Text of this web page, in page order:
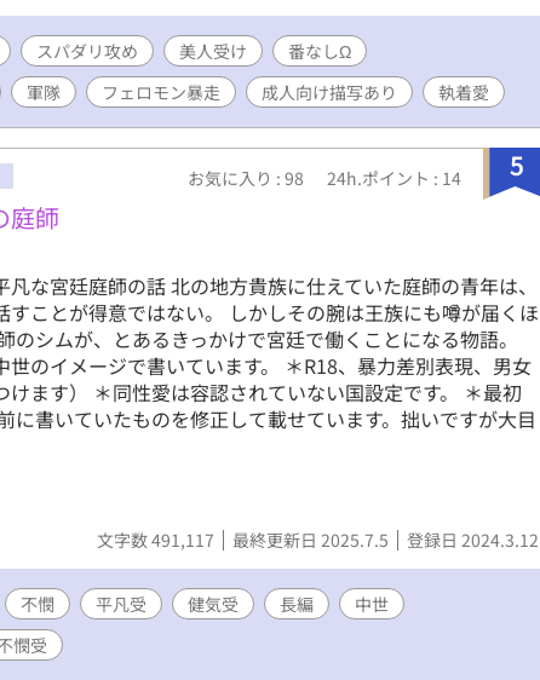
スパダリ攻め 美人受け
番なしΩ
軍隊 フェロモン暴走 成人向け描写あり 執着愛
5
お気に入り : 98 24h.ポイント : 14
庭師
な宮廷庭師の話 北の地方貴族に仕えていた庭師の青年は、
すことが得意ではない。 しかしその腕は王族にも噂が届くほ
のシムが、とあるきっかけで宮廷で働くことになる物語。
世のイメージで書いています。 ＊R18、暴力差別表現、男女
ます） ＊同性愛は容認されていない国設定です。 ＊最初
に書いていたものを修正して載せています。拙いですが大目
文字数 491,117 最終更新日 2025.7.5 登録日 2024.3.12
不憫 平凡受 健気受 長編
中世
憫受